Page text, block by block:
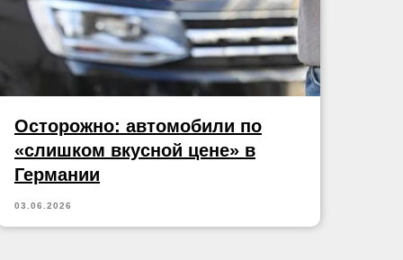
Осторожно: автомобили по
«слишком вкусной цене» в
Германии
03.06.2026